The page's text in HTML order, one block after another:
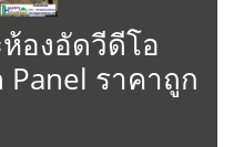
องอัดวีดีโอ
Panel ราคาถูก